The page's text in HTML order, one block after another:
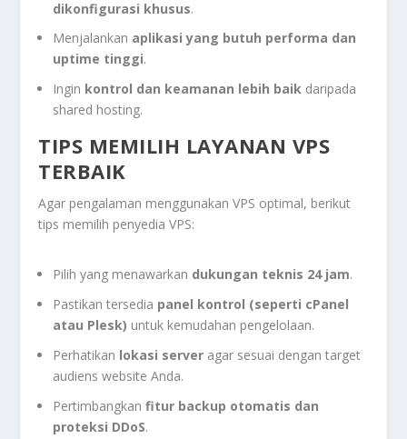
dikonfigurasi khusus.
Menjalankan aplikasi yang butuh performa dan
uptime tinggi.
Ingin kontrol dan keamanan lebih baik daripada
shared hosting.
TIPS MEMILIH LAYANAN VPS
TERBAIK
Agar pengalaman menggunakan VPS optimal, berikut
tips memilih penyedia VPS:
Pilih yang menawarkan dukungan teknis 24 jam.
Pastikan tersedia panel kontrol (seperti cPanel
atau Plesk) untuk kemudahan pengelolaan.
Perhatikan lokasi server agar sesuai dengan target
audiens website Anda.
Pertimbangkanfitur backup otomatis dan
proteksi DDoS.